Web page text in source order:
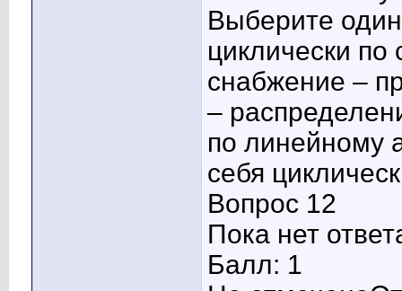
Выберите
циклически по
снабжение –
–
по линейному
себя
Вопрос 12
Пока нет
Балл: 1